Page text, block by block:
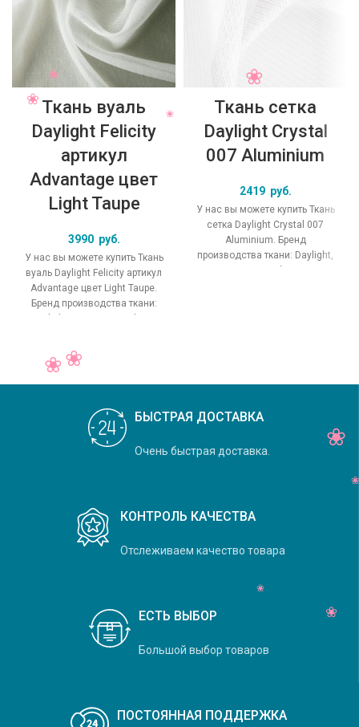
Ткань вуаль
Daylight Felicity
артикул
Advantage цвет
Light Taupe
3990 руб.
У нас вы можете купить Ткань
вуаль Daylight Felicity артикул
Advantage цвет Light Taupe.
Бренд производства ткани:
Daylight, коллекция Felicity,
Ткань сетка
Daylight Crystal
007 Aluminium
2419 руб.
У нас вы можете купить Ткань
сетка Daylight Crystal 007
Aluminium. Бренд
производства ткани: Daylight,
коллекция Crystal, основной
БЫСТРАЯ ДОСТАВКА
Очень быстрая доставка.
КОНТРОЛЬ КАЧЕСТВА
Отслеживаем качество товара
ЕСТЬ ВЫБОР
Большой выбор товаров
ПОСТОЯННАЯ ПОДДЕРЖКА